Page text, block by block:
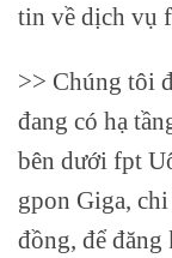
tin về dịch vụ
>> Chúng tôi
đang có hạ
bên dưới fpt
gpon Giga,
đồng, để